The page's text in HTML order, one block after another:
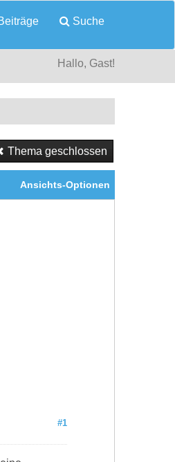
Suche
Hallo, Gast!
Thema geschlossen
Ansichts-Optionen
#1